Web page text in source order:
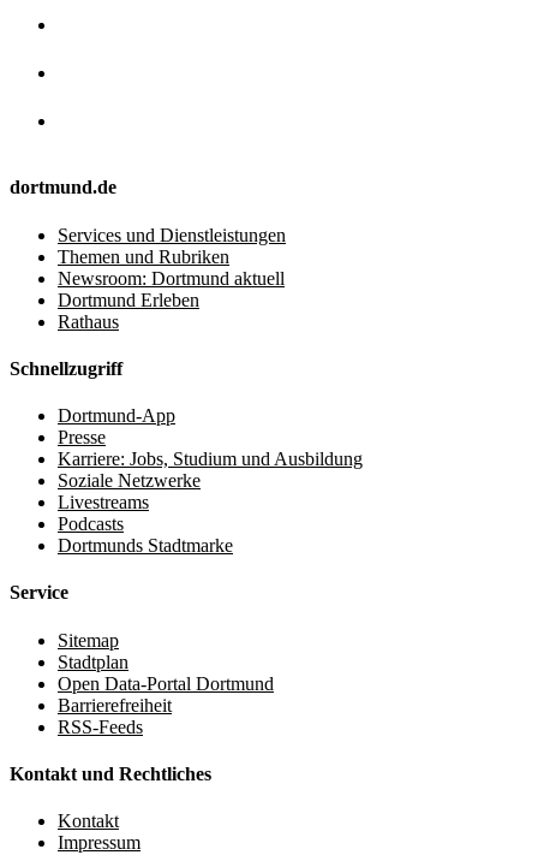
dortmund.de
Services und Dienstleistungen
Themen und Rubriken
Newsroom: Dortmund aktuell
Dortmund Erleben
Rathaus
Schnellzugriff
Dortmund-App
Presse
Karriere: Jobs, Studium und Ausbildung
Soziale Netzwerke
Livestreams
Podcasts
Dortmunds Stadtmarke
Service
Sitemap
Stadtplan
Open Data-Portal Dortmund
Barrierefreiheit
RSS-Feeds
Kontakt und Rechtliches
Kontakt
Impressum